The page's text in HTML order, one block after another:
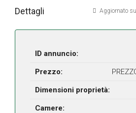
Dettagli Aggiornato
ID annuncio:
Prezzo:
Dimensioni proprietà:
Camere: